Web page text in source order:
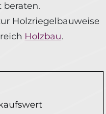
Holzriegelbauweise
Holzbau.